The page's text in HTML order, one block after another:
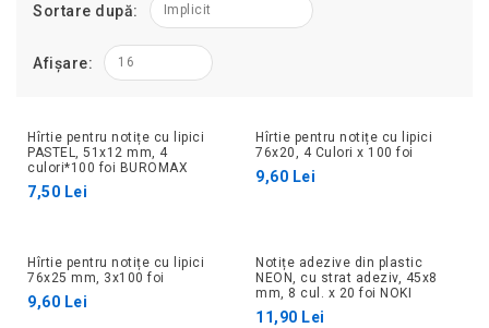
Sortare după: Implicit
Afișare: 16
Hîrtie pentru notițe cu lipici
PASTEL, 51x12 mm, 4
culori*100 foi BUROMAX
7,50 Lei
Hîrtie pentru notițe cu lipici
76x20, 4 Culori x 100 foi
9,60 Lei
Hîrtie pentru notițe cu lipici
76x25 mm, 3x100 foi
9,60 Lei
Notițe adezive din plastic
NEON, cu strat adeziv, 45x8
mm, 8 cul. x 20 foi NOKI
11,90 Lei